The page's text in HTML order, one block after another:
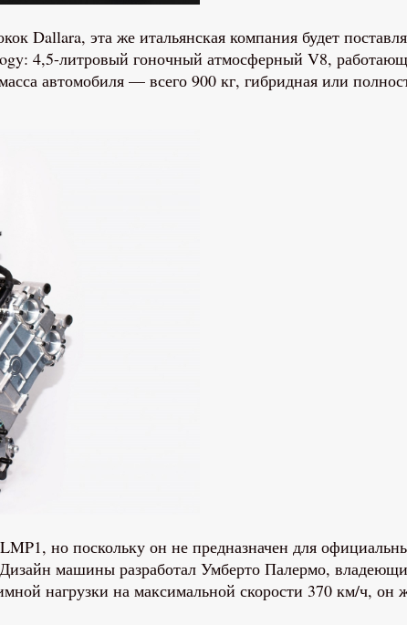
Dallara, эта же итальянская компания будет
4,5-литровый гоночный атмосферный V8,
автомобиля — всего 900 кг, гибридная или
но поскольку он не предназначен для
машины разработал Умберто Палермо,
нагрузки на максимальной скорости 370 км/ч, он